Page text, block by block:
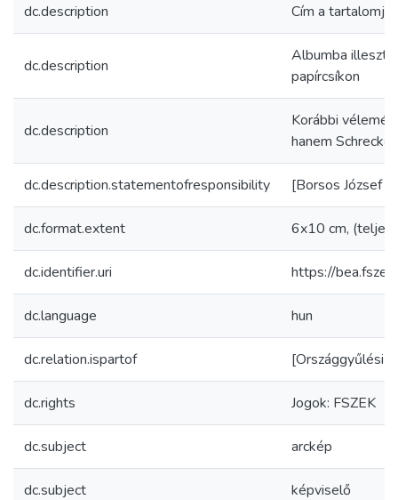
dc.description Cím a
dc.description
Albumba
papírcsíkon
dc.description
Korábbi
hanem
dc.description.statementofresponsibility [Borsos József
dc.format.extent 6x10 cm, (teljes
dc.identifier.uri https://
dc.language hun
dc.relation.ispartof [Országgyűlési
dc.rights Jogok: FSZEK
dc.subject arckép
dc.subject képviselő